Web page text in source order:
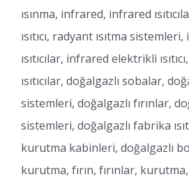
ısınma, infrared, infrared
ısıtıcı, radyant ısıtma
ısıtıcılar, infrared elektrikli
ısıtıcılar, doğalgazlı sobalar,
sistemleri, doğalgazlı fırınlar,
sistemleri, doğalgazlı fabrika
kurutma kabinleri, doğalgazlı
kurutma, fırın, fırınlar,